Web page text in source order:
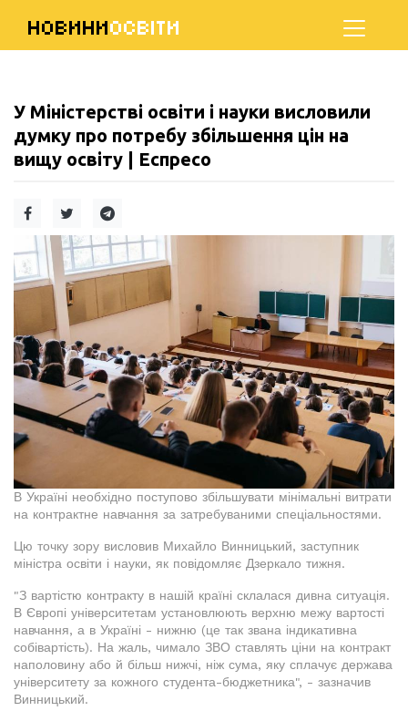
НОВИНИОСВІТИ
У Міністерстві освіти і науки висловили
думку про потребу збільшення цін на
вищу освіту | Еспресо
В Україні необхідно поступово збільшувати мінімальні витрати
на контрактне навчання за затребуваними спеціальностями.
Цю точку зору висловив Михайло Винницький, заступник
міністра освіти і науки, як повідомляє Дзеркало тижня.
"З вартістю контракту в нашій країні склалася дивна ситуація.
В Європі університетам установлюють верхню межу вартості
навчання, а в Україні - нижню (це так звана індикативна
собівартість). На жаль, чимало ЗВО ставлять ціни на контракт
наполовину або й більш нижчі, ніж сума, яку сплачує держава
університету за кожного студента-бюджетника", - зазначив
Винницький.